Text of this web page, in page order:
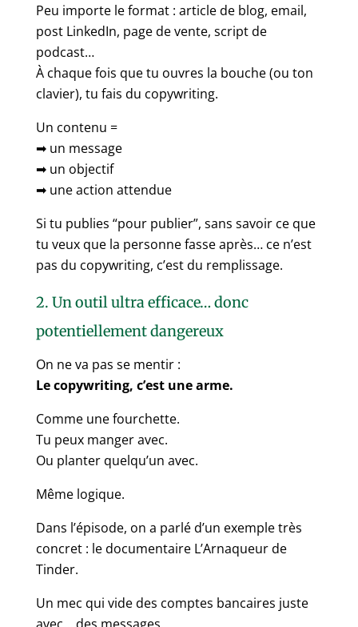
Peu importe le format : article de blog, email,
post LinkedIn, page de vente, script de
podcast…
À chaque fois que tu ouvres la bouche (ou ton
clavier), tu fais du copywriting.
Un contenu =
➡ un message
➡ un objectif
➡ une action attendue
Si tu publies “pour publier”, sans savoir ce que
tu veux que la personne fasse après… ce n’est
pas du copywriting, c’est du remplissage.
2. Un outil ultra efficace… donc
potentiellement dangereux
On ne va pas se mentir :
Le copywriting, c’est une arme.
Comme une fourchette.
Tu peux manger avec.
Ou planter quelqu’un avec.
Même logique.
Dans l’épisode, on a parlé d’un exemple très
concret : le documentaire L’Arnaqueur de
Tinder.
Un mec qui vide des comptes bancaires juste